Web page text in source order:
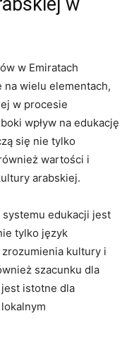
w Emiratach
na wielu‌ elementach,
w procesie
wpływ na edukację
się⁣ nie tylko
wartości i
arabskiej.
edukacji ⁣jest‌
tylko ⁤język
kultury i
szacunku dla
istotne dla